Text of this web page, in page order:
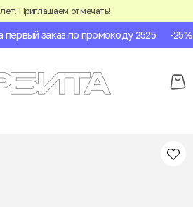
Приглашаем отмечать!
заказ по промокоду 2525 -25%